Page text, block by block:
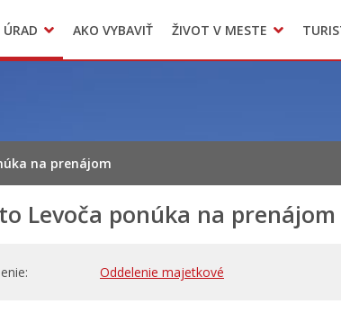
Transparentné mesto
Voľba hlavného kontrolóra
AKO VYBAVIŤ ŽIVOT V MESTE
LIMKA
na prenájom
Levoča ponúka na prenájom
Oddelenie majetkové